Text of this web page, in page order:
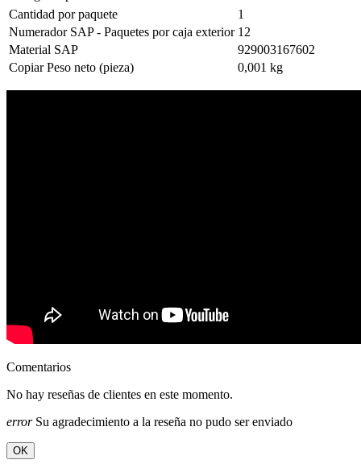
Cantidad por paquete
1
Numerador SAP - Paquetes por caja exterior 12
Material SAP
929003167602
Copiar Peso neto (pieza)
0,001 kg
Comentarios
No hay reseñas de clientes en este momento.
errorSu agradecimiento a la reseña no pudo ser enviado
OK